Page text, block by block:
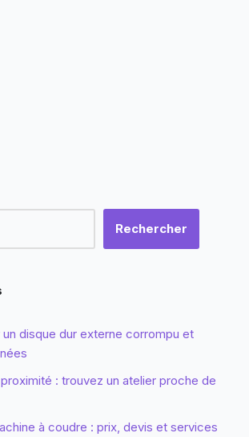
Rechercher
disque dur externe corrompu et
: trouvez un atelier proche de
à coudre : prix, devis et services